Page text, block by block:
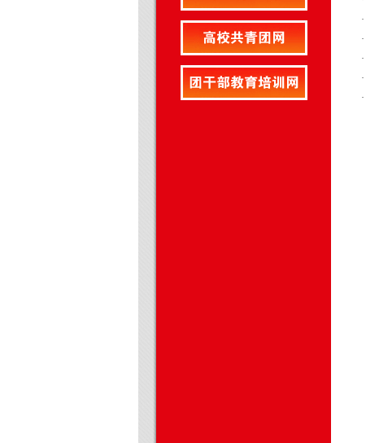
·
·
·
·
·